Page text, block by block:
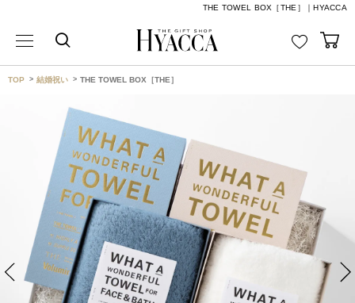
THE TOWEL BOX［THE］｜HYACCA
TOP 結婚祝い THE TOWEL BOX［THE］